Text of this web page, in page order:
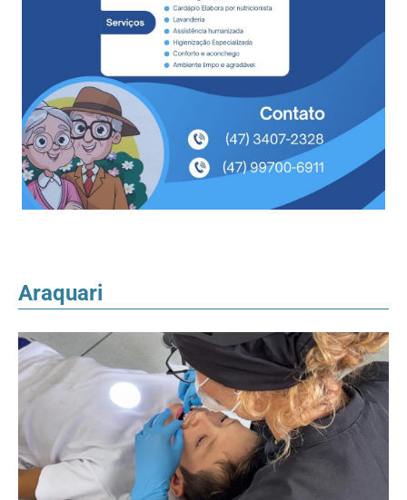
Araquari